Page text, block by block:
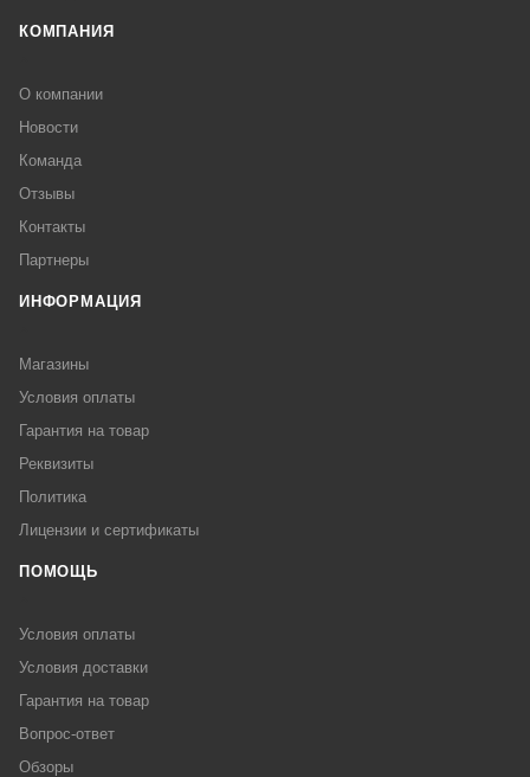
КОМПАНИЯ
О компании
Новости
Команда
Отзывы
Контакты
Партнеры
ИНФОРМАЦИЯ
Магазины
Условия оплаты
Гарантия на товар
Реквизиты
Политика
Лицензии и сертификаты
ПОМОЩЬ
Условия оплаты
Условия доставки
Гарантия на товар
Вопрос-ответ
Обзоры